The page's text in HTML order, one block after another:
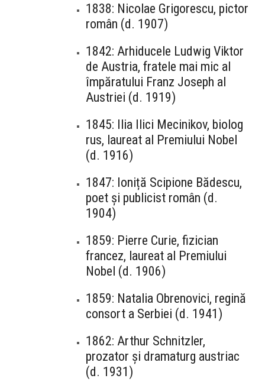
1838: Nicolae Grigorescu, pictor
român (d. 1907)
1842: Arhiducele Ludwig Viktor
de Austria, fratele mai mic al
împăratului Franz Joseph al
Austriei (d. 1919)
1845: Ilia Ilici Mecinikov, biolog
rus, laureat al Premiului Nobel
(d. 1916)
1847: Ioniță Scipione Bădescu,
poet și publicist român (d.
1904)
1859: Pierre Curie, fizician
francez, laureat al Premiului
Nobel (d. 1906)
1859: Natalia Obrenovici, regină
consort a Serbiei (d. 1941)
1862: Arthur Schnitzler,
prozator și dramaturg austriac
(d. 1931)